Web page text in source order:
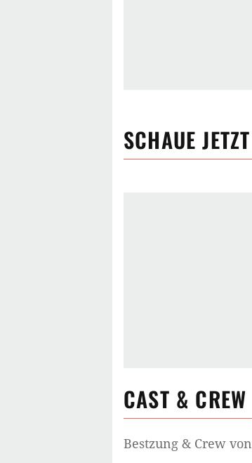
SCHAUE JETZT
CAST & CREW
Bestzung & Crew von